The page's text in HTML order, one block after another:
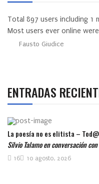
Total 897 users including 1
Most users ever online were
Fausto Giudice
ENTRADAS
La poesía no es elitista –
Silvio Talamo en conversación
10 agosto, 2026
16